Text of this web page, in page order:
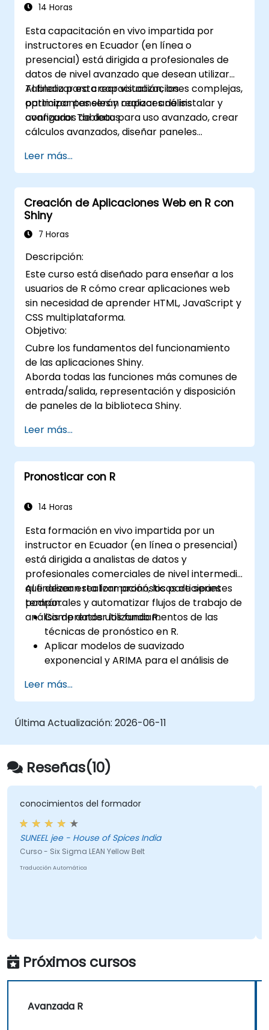
14 Horas
Esta capacitación en vivo impartida por
instructores en Ecuador (en línea o
presencial) está dirigida a profesionales de
datos de nivel avanzado que desean utilizar
Tableau para crear visualizaciones complejas,
optimizar paneles y realizar análisis
avanzados de datos.
Al finalizar esta capacitación, los
participantes serán capaces de instalar y
configurar Tableau para uso avanzado, crear
cálculos avanzados, diseñar paneles
Leer más...
Creación de Aplicaciones Web en R con
Shiny
7 Horas
Descripción:
Este curso está diseñado para enseñar a los
usuarios de R cómo crear aplicaciones web
sin necesidad de aprender HTML, JavaScript y
CSS multiplataforma.
Objetivo:
Cubre los fundamentos del funcionamiento
de las aplicaciones Shiny.
Aborda todas las funciones más comunes de
entrada/salida, representación y disposición
de paneles de la biblioteca Shiny.
Leer más...
Pronosticar con R
14 Horas
Esta formación en vivo impartida por un
instructor en Ecuador (en línea o presencial)
está dirigida a analistas de datos y
profesionales comerciales de nivel intermedio
que desean realizar pronósticos de series
temporales y automatizar flujos de trabajo de
análisis de datos utilizando R.
Al finalizar esta formación, los participantes
podrán:
Comprender los fundamentos de las
técnicas de pronóstico en R.
Aplicar modelos de suavizado
exponencial y ARIMA para el análisis de
Utilizar el paquete 'forecast' para generar
modelos de pronóstico precisos.
Automatizar flujos de trabajo de
empresariales y de investigación.
Leer más...
Última Actualización: 2026-06-11
Reseñas(10)
del formador
jee - House of Spices India
- Six Sigma LEAN Yellow Belt
Automática
Próximos cursos
Avanzada R